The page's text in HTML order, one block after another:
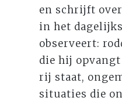
en schrijft
in het
observeert:
die hij
rij staat,
situaties die